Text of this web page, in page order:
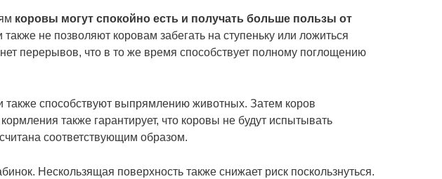
коровы могут спокойно есть и получать больше пользы от
не позволяют коровам забегать на ступеньку или ложиться
перерывов, что в то же время способствует полному поглощению
способствуют выпрямлению животных. Затем коров
также гарантирует, что коровы не будут испытывать
соответствующим образом.
Нескользящая поверхность также снижает риск поскользнуться.